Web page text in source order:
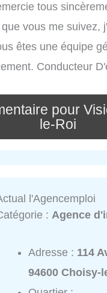
tous
vous me suivez,
êtes une équipe
Conducteur
pour
le-Roi
l'Agencemploi
:Agence
Adresse : 114
94600 Choisy-